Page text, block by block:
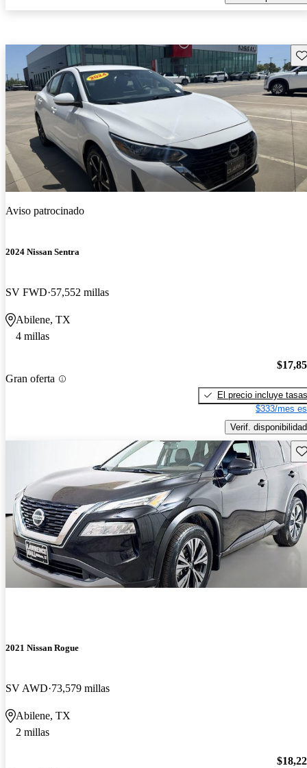
Aviso patrocinado
2024 Nissan Sentra
SV FWD 57,552 millas
Abilene, TX
4 millas
Gran oferta
El precio incluye tasas
$333/mes
Verif. disponibilidad
2021 Nissan Rogue
SV AWD 73,579 millas
Abilene, TX
2 millas